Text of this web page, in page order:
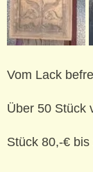
Vom Lack
Über 50 Stück
Stück 80,-€ bis